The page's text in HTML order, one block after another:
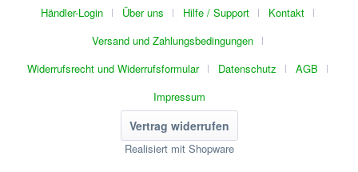
Händler-Login Über uns Hilfe / Support
Kontakt
Versand und Zahlungsbedingungen
Widerrufsrecht und Widerrufsformular
Datenschutz
AGB
Impressum
Vertrag widerrufen
Realisiert mit Shopware